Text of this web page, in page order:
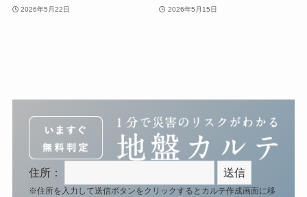
2026年5月22日 2026年5月15日
住所：
※住所を入力して送信ボタンをクリックするとカルテ作成画面に移